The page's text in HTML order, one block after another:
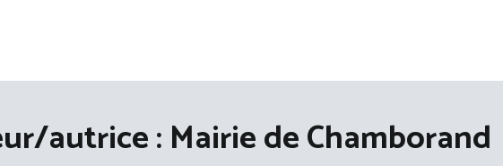
autrice : Mairie de Chamborand